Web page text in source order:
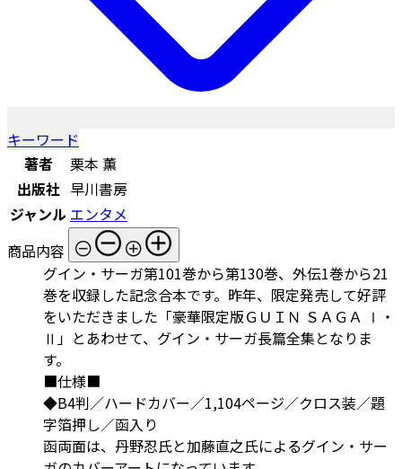
キーワード
著者
栗本 薫
出版社 早川書房
ジャンル エンタメ
商品内容
グイン・サーガ第101巻から第130巻、外伝1巻から21
巻を収録した記念合本です。昨年、限定発売して好評
をいただきました「豪華限定版ＧＵＩＮ ＳＡＧＡ Ⅰ・
Ⅱ」とあわせて、グイン・サーガ長篇全集となりま
す
■仕様■
◆B4判／ハードカバー／1,104ページ／クロス装／題
字箔押し／函入り
函両面は、丹野忍氏と加藤直之氏によるグイン・サー